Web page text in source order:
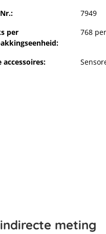
7949
per
768
accessoires:
meting